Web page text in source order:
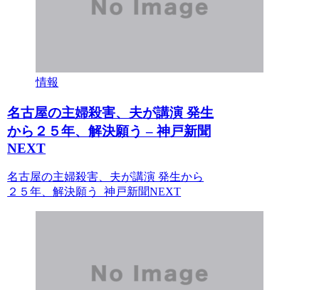
情報
名古屋の主婦殺害、夫が講演 発生
から２５年、解決願う – 神戸新聞
NEXT
名古屋の主婦殺害、夫が講演 発生から
２５年、解決願う 神戸新聞NEXT